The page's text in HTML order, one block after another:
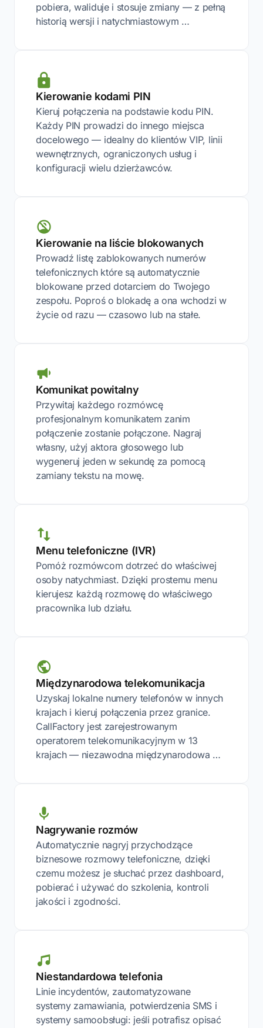
pobiera, waliduje i stosuje zmiany — z pełną
historią wersji i natychmiastowym …
Kierowanie kodami PIN
Kieruj połączenia na podstawie kodu PIN.
Każdy PIN prowadzi do innego miejsca
docelowego — idealny do klientów VIP, linii
wewnętrznych, ograniczonych usług i
konfiguracji wielu dzierżawców.
Kierowanie na liście blokowanych
Prowadź listę zablokowanych numerów
telefonicznych które są automatycznie
blokowane przed dotarciem do Twojego
zespołu. Poproś o blokadę a ona wchodzi w
życie od razu — czasowo lub na stałe.
Komunikat powitalny
Przywitaj każdego rozmówcę
profesjonalnym komunikatem zanim
połączenie zostanie połączone. Nagraj
własny, użyj aktora głosowego lub
wygeneruj jeden w sekundę za pomocą
zamiany tekstu na mowę.
Menu telefoniczne (IVR)
Pomóż rozmówcom dotrzeć do właściwej
osoby natychmiast. Dzięki prostemu menu
kierujesz każdą rozmowę do właściwego
pracownika lub działu.
Międzynarodowa telekomunikacja
Uzyskaj lokalne numery telefonów w innych
krajach i kieruj połączenia przez granice.
CallFactory jest zarejestrowanym
operatorem telekomunikacyjnym w 13
krajach — niezawodna międzynarodowa …
Nagrywanie rozmów
Automatycznie nagryj przychodzące
biznesowe rozmowy telefoniczne, dzięki
czemu możesz je słuchać przez dashboard,
pobierać i używać do szkolenia, kontroli
jakości i zgodności.
Niestandardowa telefonia
Linie incydentów, zautomatyzowane
systemy zamawiania, potwierdzenia SMS i
systemy samoobsługi: jeśli potrafisz opisać